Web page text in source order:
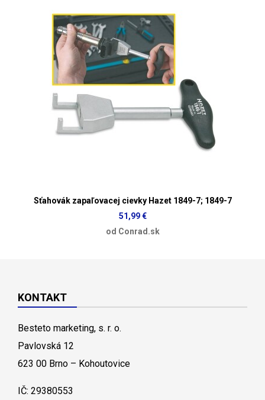
Sťahovák zapaľovacej cievky Hazet 1849-7; 1849-7
51,99 €
od Conrad.sk
KONTAKT
Besteto marketing, s. r. o.
Pavlovská 12
623 00 Brno – Kohoutovice
IČ: 29380553